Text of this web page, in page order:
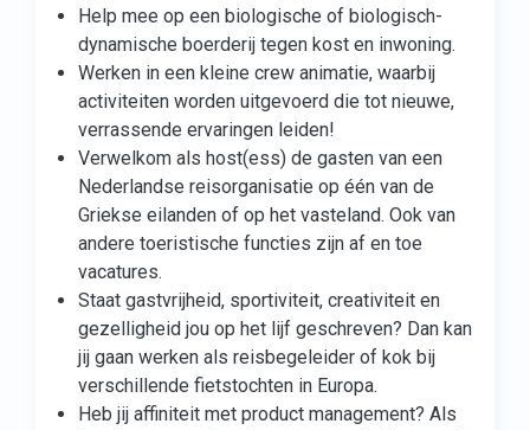
Help mee op een biologische of biologisch-
dynamische boerderij tegen kost en inwoning.
Werken in een kleine crew animatie, waarbij
activiteiten worden uitgevoerd die tot nieuwe,
verrassende ervaringen leiden!
Verwelkom als host(ess) de gasten van een
Nederlandse reisorganisatie op één van de
Griekse eilanden of op het vasteland. Ook van
andere toeristische functies zijn af en toe
vacatures.
Staat gastvrijheid, sportiviteit, creativiteit en
gezelligheid jou op het lijf geschreven? Dan kan
jij gaan werken als reisbegeleider of kok bij
verschillende fietstochten in Europa.
Heb jij affiniteit met product management? Als